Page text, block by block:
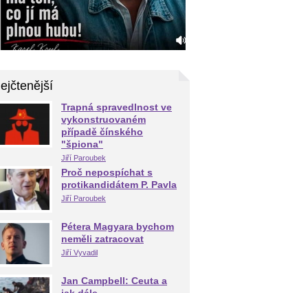
Trapná spravedlnost ve
vykonstruovaném
případě čínského
"špiona"
Jiří Paroubek
Proč nepospíchat s
protikandidátem P. Pavla
Jiří Paroubek
Pétera Magyara bychom
neměli zatracovat
Jiří Vyvadil
Jan Campbell: Ceuta a